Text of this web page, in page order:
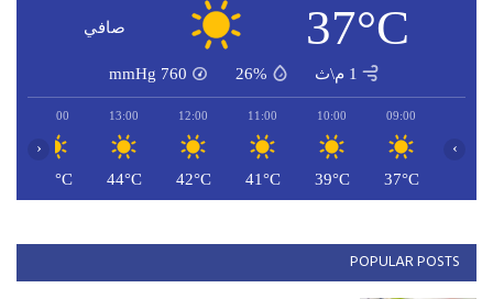
37°C صافي
1 م\ث 26%
760
mmHg
09:00
37°C
10:00
39°C
11:00
41°C
12:00
42°C
13:00
44°C
14:00
44°C
‹ ›
POPULAR POSTS